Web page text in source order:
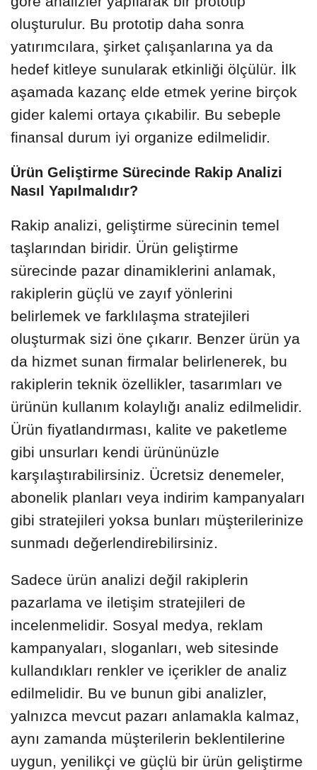
oluşturulur. Bu prototip daha sonra
yatırımcılara, şirket çalışanlarına ya da
hedef kitleye sunularak etkinliği ölçülür. İlk
aşamada kazanç elde etmek yerine birçok
gider kalemi ortaya çıkabilir. Bu sebeple
finansal durum iyi organize edilmelidir.
Ürün Geliştirme Sürecinde Rakip Analizi
Nasıl Yapılmalıdır?
Rakip analizi, geliştirme sürecinin temel
taşlarından biridir. Ürün geliştirme
sürecinde pazar dinamiklerini anlamak,
rakiplerin güçlü ve zayıf yönlerini
belirlemek ve farklılaşma stratejileri
oluşturmak sizi öne çıkarır. Benzer ürün ya
da hizmet sunan firmalar belirlenerek, bu
rakiplerin teknik özellikler, tasarımları ve
ürünün kullanım kolaylığı analiz edilmelidir.
Ürün fiyatlandırması, kalite ve paketleme
gibi unsurları kendi ürününüzle
karşılaştırabilirsiniz. Ücretsiz denemeler,
abonelik planları veya indirim kampanyaları
gibi stratejileri yoksa bunları müşterilerinize
sunmadı değerlendirebilirsiniz.
Sadece ürün analizi değil rakiplerin
pazarlama ve iletişim stratejileri de
incelenmelidir. Sosyal medya, reklam
kampanyaları, sloganları, web sitesinde
kullandıkları renkler ve içerikler de analiz
edilmelidir. Bu ve bunun gibi analizler,
yalnızca mevcut pazarı anlamakla kalmaz,
aynı zamanda müşterilerin beklentilerine
uygun, yenilikçi ve güçlü bir ürün geliştirme